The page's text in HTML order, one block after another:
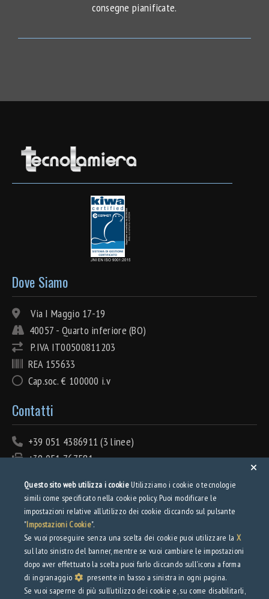
consegne pianificate.
Dove Siamo
Via I Maggio 17-19
40057 - Quarto inferiore (BO)
P.IVA IT00500811203
REA 155633
Cap.soc. € 100000 i.v
Contatti
+39 051 4386911 (3 linee)
+39 051 767581
PEC: tecnolamiera@pec.wmail.it
Privacy
Privacy Policy
Web Privacy Policy
Questo sito web utilizza i cookieUtilizziamo i cookie o tecnologie
simili come specificato nella cookie policy. Puoi modificare le
impostazioni relative all’utilizzo dei cookie cliccando sul pulsante
"Impostazioni Cookie".
Se vuoi proseguire senza una scelta dei cookie puoi utilizzare la X
sul lato sinistro del banner, mentre se vuoi cambiare le impostazioni
dopo aver effettuato la scelta puoi farlo cliccando sull'icona a forma
di ingranaggio
presente in basso a sinistra in ogni pagina.
Se vuoi saperne di più sull’utilizzo dei cookie e, su come disabilitarli,